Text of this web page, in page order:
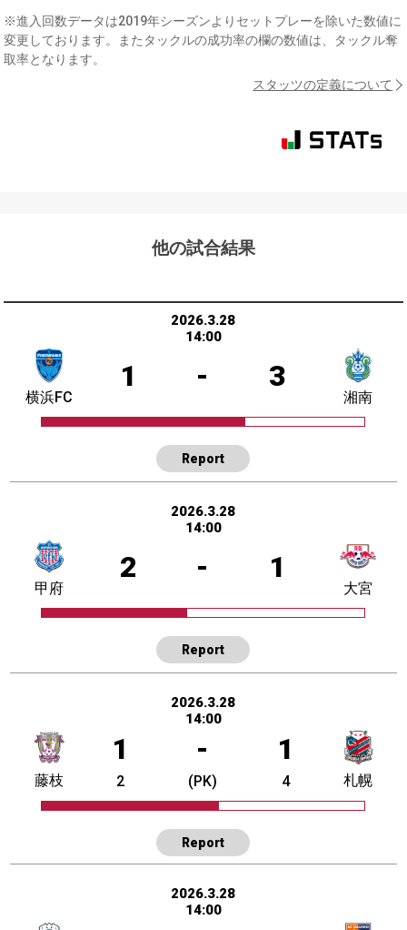
※進入回数データは2019年シーズンよりセットプレーを除いた数値に
変更しております。またタックルの成功率の欄の数値は、タックル奪
取率となります。
スタッツの定義について
他の試合結果
2026.3.28
14:00
1 - 3
横浜FC 湘南
Report
2026.3.28
14:00
2 - 1
甲府 大宮
Report
2026.3.28
14:00
1 - 1
藤枝 2 (PK) 4 札幌
Report
2026.3.28
14:00